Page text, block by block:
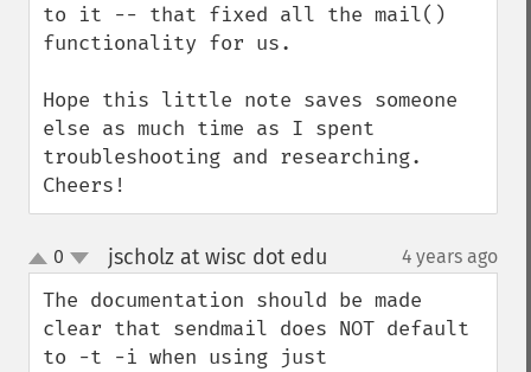
to it -- that fixed all the mail()
functionality for us.
Hope this little note saves someone
else as much time as I spent
troubleshooting and researching.
Cheers!
up
down
0 jscholz at wisc dot edu 4 years ago
The documentation should be made
clear that sendmail does NOT default
to -t -i when using just